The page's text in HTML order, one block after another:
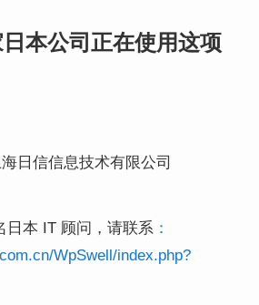
本公司正在使用这项
日信信息技术有限公司
日本 IT 顾问，请联系：
WpSwell/index.php?